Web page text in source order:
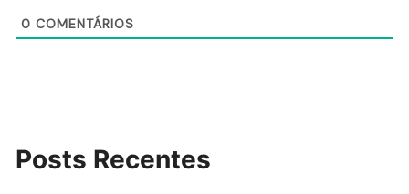
0 COMENTÁRIOS
Posts Recentes